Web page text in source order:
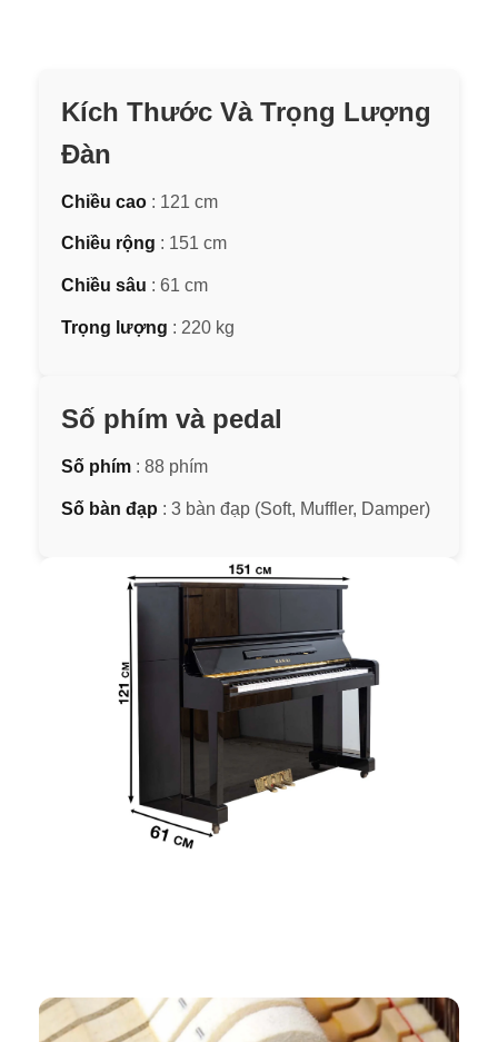
Kích Thước Và Trọng Lượng
Đàn
Chiều cao : 121 cm
Chiều rộng : 151 cm
Chiều sâu : 61 cm
Trọng lượng : 220 kg
Số phím và pedal
Số phím : 88 phím
Số bàn đạp : 3 bàn đạp (Soft, Muffler, Damper)